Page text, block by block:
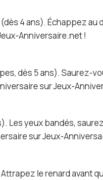
4 ans). Échappez au
Anniversaire.net !
dès 5 ans). Saurez-
sur Jeux-
Les yeux bandés,
sur Jeux-
le renard avant